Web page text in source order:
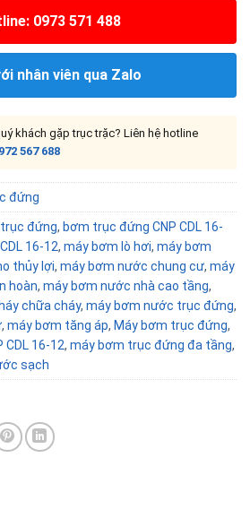
0973 571 488
nhân viên qua Zalo
khách gặp trục trặc? Liên hệ hotline
567 688
đứng
đứng, bơm trục đứng CNP CDL 16-
16-12, máy bơm lò hơi, máy bơm
thủy lợi, máy bơm nước chung cư, máy
hoàn, máy bơm nước nhà cao tầng,
chữa cháy, máy bơm nước trục đứng,
, máy bơm tăng áp, Máy bơm trục đứng,
CDL 16-12, máy bơm trục đứng đa tầng,
sạch